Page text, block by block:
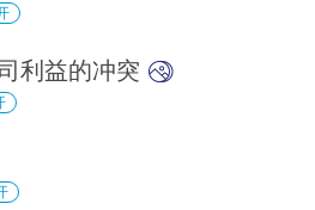
利益的冲突